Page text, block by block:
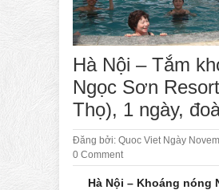
Hà Nội – Tắm
Ngọc Sơn
Thọ), 1 ngày,
Đăng bởi: Quoc Viet Ngày
0 Comment
Hà Nội – Khoáng nóng